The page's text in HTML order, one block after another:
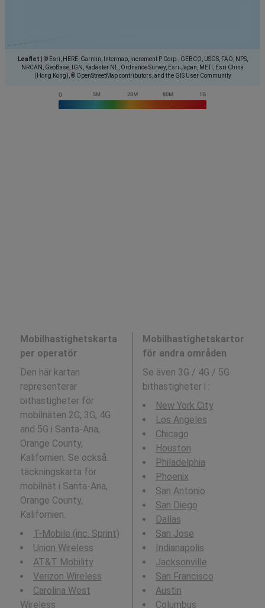
Leaflet
© Esri, HERE, Garmin, Intermap, increment P Corp., GEBCO, USGS, FAO, NPS,
NRCAN, GeoBase, IGN, Kadaster NL, Ordnance Survey, Esri Japan, METI, Esri China
(Hong Kong), © OpenStreetMap contributors, and the GIS User Community
Mobilhastighetskarta
per operatör
Den här kartan
representerar
bithastigheter för
mobilnäten 2G, 3G, 4G
and 5G i Santa-Ana,
Orange County,
Kalifornien. Se också:
täckningskarta för
mobilnät i Santa-Ana,
Orange County,
Kalifornien.
T-Mobile (inc. Sprint)
Union Wireless
AT&T Mobility
Verizon Wireless
Carolina West
Wireless
Mobilhastighetskartor
för andra områden
Se även 3G / 4G / 5G
bithastigheter i :
New York City
Los Angeles
Chicago
Houston
Philadelphia
Phoenix
San Antonio
San Diego
Dallas
San Jose
Indianapolis
Jacksonville
San Francisco
Austin
Columbus